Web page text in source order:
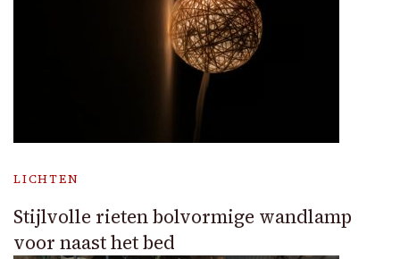
LICHTEN
Stijlvolle rieten bolvormige wandlamp
voor naast het bed